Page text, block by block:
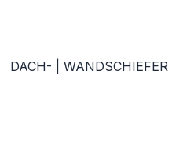
DACH- | WANDSCHIEFER